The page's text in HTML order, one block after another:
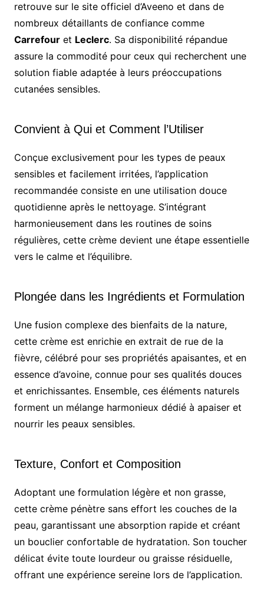
retrouve sur le site officiel d’Aveeno et dans de
nombreux détaillants de confiance comme
Carrefouret Leclerc. Sa disponibilité répandue
assure la commodité pour ceux qui recherchent une
solution fiable adaptée à leurs préoccupations
cutanées sensibles.
Convient à Qui et Comment l’Utiliser
Conçue exclusivement pour les types de peaux
sensibles et facilement irritées, l’application
recommandée consiste en une utilisation douce
quotidienne après le nettoyage. S’intégrant
harmonieusement dans les routines de soins
régulières, cette crème devient une étape essentielle
vers le calme et l’équilibre.
Plongée dans les Ingrédients et Formulation
Une fusion complexe des bienfaits de la nature,
cette crème est enrichie en extrait de rue de la
fièvre, célébré pour ses propriétés apaisantes, et en
essence d’avoine, connue pour ses qualités douces
et enrichissantes. Ensemble, ces éléments naturels
forment un mélange harmonieux dédié à apaiser et
nourrir les peaux sensibles.
Texture, Confort et Composition
Adoptant une formulation légère et non grasse,
cette crème pénètre sans effort les couches de la
peau, garantissant une absorption rapide et créant
un bouclier confortable de hydratation. Son toucher
délicat évite toute lourdeur ou graisse résiduelle,
offrant une expérience sereine lors de l’application.